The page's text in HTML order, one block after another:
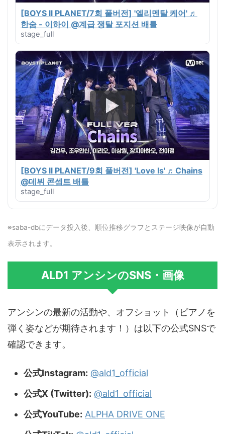
[BOYS ll PLANET/7회 풀버전] '엘리멘탈 케어' ♬
한숨 - 이하이 @계급 쟁탈 포지션 배틀
stage_full
[BOYS ll PLANET/9회 풀버전] 'Love Is' ♬Chains
@데뷔 콘셉트 배틀
stage_full
※saba-dbにデータ投入後、順位推移グラフとステージ映像が自動
表示されます。
ALD1 アンシンのSNS・画像
アンシンの最新の活動や、オフショット（ピアノを
弾く姿などが期待されます！）は以下の公式SNSで
確認できます。
公式Instagram: @ald1_official
公式X (Twitter): @ald1_official
公式YouTube: ALPHA DRIVE ONE